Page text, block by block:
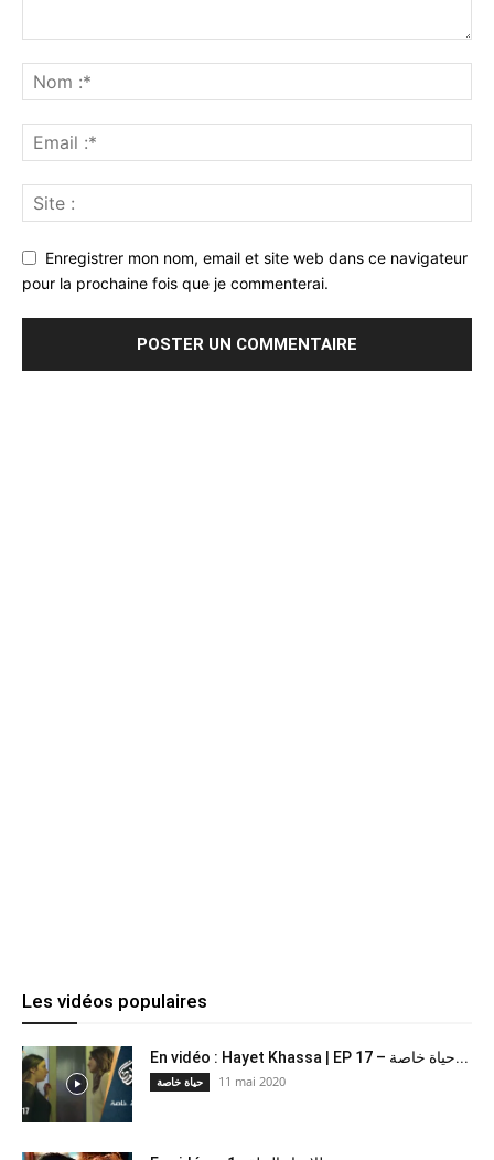
Enregistrer mon nom, email et site web dans ce navigateur
pour la prochaine fois que je commenterai.
Les vidéos populaires
En vidéo : Hayet Khassa | EP 17 – حياة خاصة...
حياة خاصة 11 mai 2020